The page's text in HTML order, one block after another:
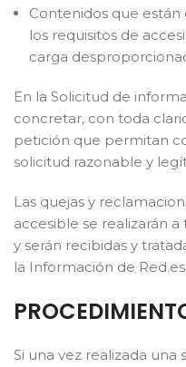
Contenidos que
los requisitos de
carga
En la Solicitud de
concretar, con toda
petición que permitan
solicitud razonable y
Las quejas y
accesible se realizarán
y serán recibidas y
la Información de Red.es.
Si una vez realizada